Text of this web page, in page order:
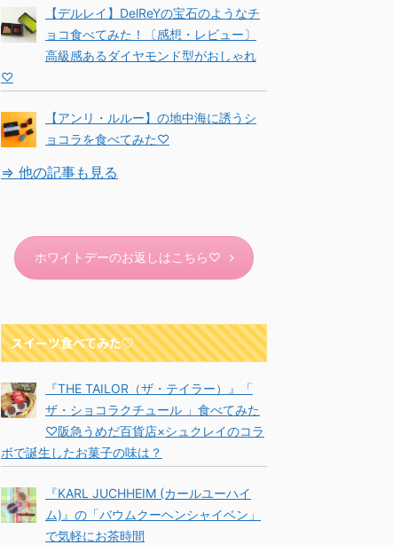
【デルレイ】DelReYの宝石のようなチ
ョコ食べてみた！〔感想・レビュー〕
高級感あるダイヤモンド型がおしゃれ
♡
【アンリ・ルルー】の地中海に誘うシ
ョコラを食べてみた♡
⇒ 他の記事も見る
ホワイトデーのお返しはこちら♡
スイーツ食べてみた♡
『THE TAILOR（ザ・テイラー）』「
ザ・ショコラクチュール 」食べてみた
♡阪急うめだ百貨店×シュクレイのコラ
ボで誕生したお菓子の味は？
『KARL JUCHHEIM (カールユーハイ
ム)』の「バウムクーヘンシャイベン」
で気軽にお茶時間